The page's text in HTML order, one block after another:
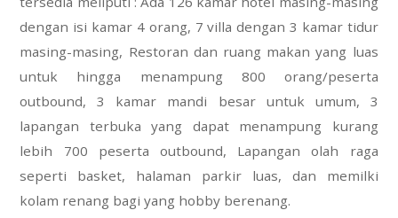
dengan isi kamar 4 orang, 7 villa dengan 3 kamar tidur
masing-masing, Restoran dan ruang makan yang luas
untuk hingga menampung 800 orang/peserta
outbound, 3 kamar mandi besar untuk umum, 3
lapangan terbuka yang dapat menampung kurang
lebih 700 peserta outbound, Lapangan olah raga
seperti basket, halaman parkir luas, dan memilki
kolam renang bagi yang hobby berenang.